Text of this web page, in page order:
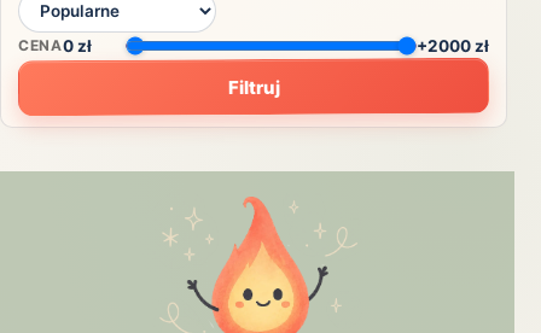
CENA0zł +2000 zł
Filtruj